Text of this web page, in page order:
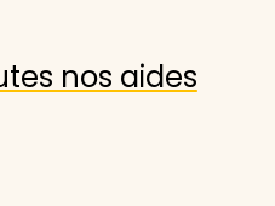
nos aides